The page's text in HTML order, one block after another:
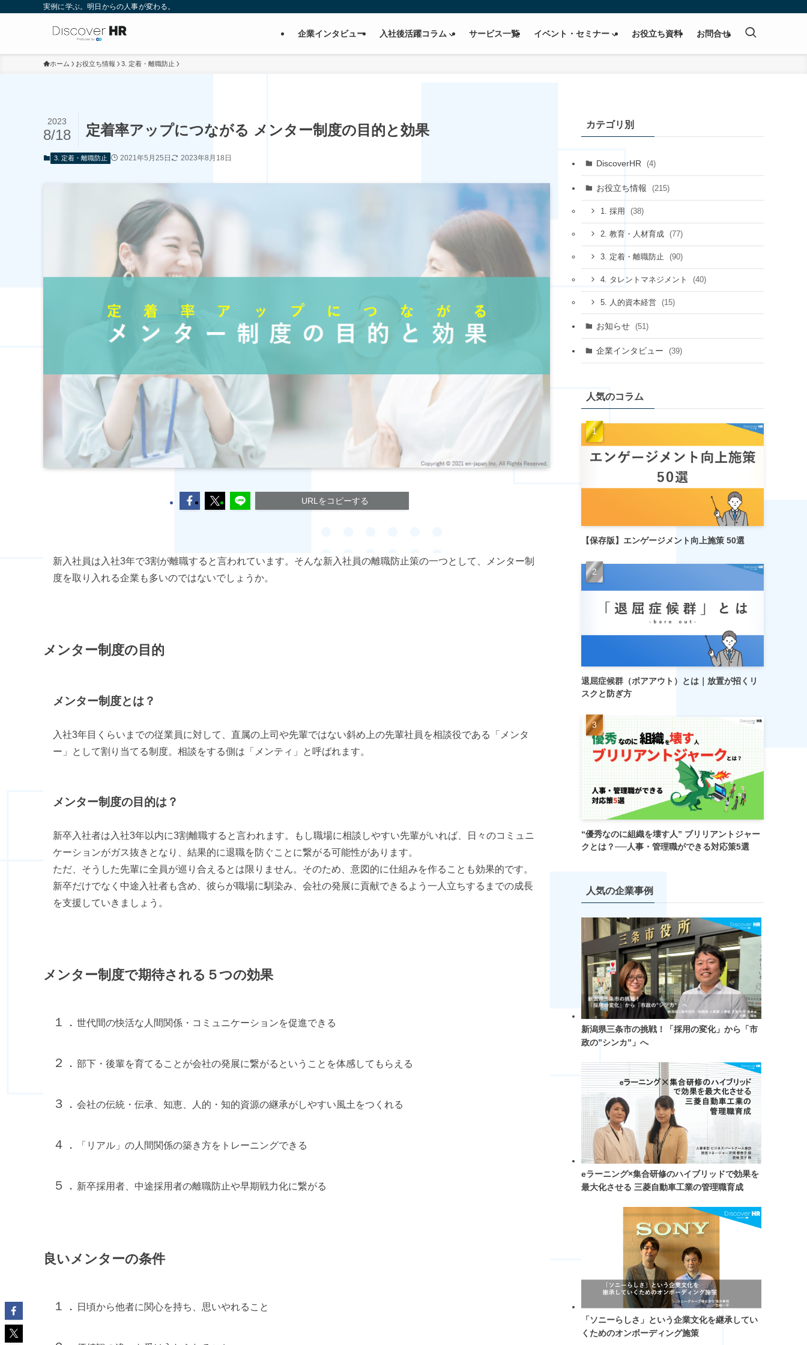
実例に学ぶ。明日からの人事が変わる。
企業インタビュー 入社後活躍コラム サービス一覧 イベント・セミナー お役立ち資料 お問合せ
ホーム お役立ち情報 3. 定着・離職防止
定着率アップにつながる メンター制度の目的と効果
2023
8/18
3. 定着・離職防止 2021年5月25日 2023年8月18日
URLをコピーする
新入社員は入社3年で3割が離職すると言われています。そんな新入社員の離職防止策の一つとして、メンター制
度を取り入れる企業も多いのではないでしょうか。
メンター制度の目的
メンター制度とは？
入社3年目くらいまでの従業員に対して、直属の上司や先輩ではない斜め上の先輩社員を相談役である「メンタ
ー」として割り当てる制度。相談をする側は「メンティ」と呼ばれます。
メンター制度の目的は？
新卒入社者は入社3年以内に3割離職すると言われます。もし職場に相談しやすい先輩がいれば、日々のコミュニ
ケーションがガス抜きとなり、結果的に退職を防ぐことに繋がる可能性があります。
ただ、そうした先輩に全員が巡り合えるとは限りません。そのため、意図的に仕組みを作ることも効果的です。
新卒だけでなく中途入社者も含め、彼らが職場に馴染み、会社の発展に貢献できるよう一人立ちするまでの成長
を支援していきましょう。
メンター制度で期待される５つの効果
１． 世代間の快活な人間関係・コミュニケーションを促進できる
２． 部下・後輩を育てることが会社の発展に繋がるということを体感してもらえる
３． 会社の伝統・伝承、知恵、人的・知的資源の継承がしやすい風土をつくれる
４． 「リアル」の人間関係の築き方をトレーニングできる
５． 新卒採用者、中途採用者の離職防止や早期戦力化に繋がる
良いメンターの条件
１． 日頃から他者に関心を持ち、思いやれること
カテゴリ別
DiscoverHR (4)
お役立ち情報 (215)
1. 採用 (38)
2. 教育・人材育成 (77)
3. 定着・離職防止 (90)
4. タレントマネジメント (40)
5. 人的資本経営 (15)
お知らせ (51)
企業インタビュー (39)
人気のコラム
【保存版】エンゲージメント向上施策 50選
退屈症候群（ボアアウト）とは｜放置が招くリ
スクと防ぎ方
“優秀なのに組織を壊す人” ブリリアントジャー
クとは？──人事・管理職ができる対応策5選
人気の企業事例
新潟県三条市の挑戦！「採用の変化」から「市
政の”シンカ”」へ
eラーニング×集合研修のハイブリッドで効果を
最大化させる 三菱自動車工業の管理職育成
「ソニーらしさ」という企業文化を継承してい
くためのオンボーディング施策